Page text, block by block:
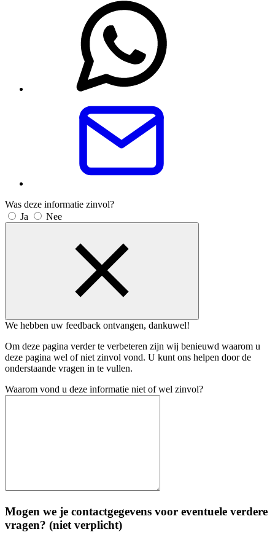
Was deze informatie zinvol?
Ja
Nee
We hebben uw feedback ontvangen, dankuwel!
Om deze pagina verder te verbeteren zijn wij benieuwd waarom u
deze pagina wel of niet zinvol vond. U kunt ons helpen door de
onderstaande vragen in te vullen.
Waarom vond u deze informatie niet of wel zinvol?
Mogen we je contactgegevens voor eventuele verdere
vragen? (niet verplicht)